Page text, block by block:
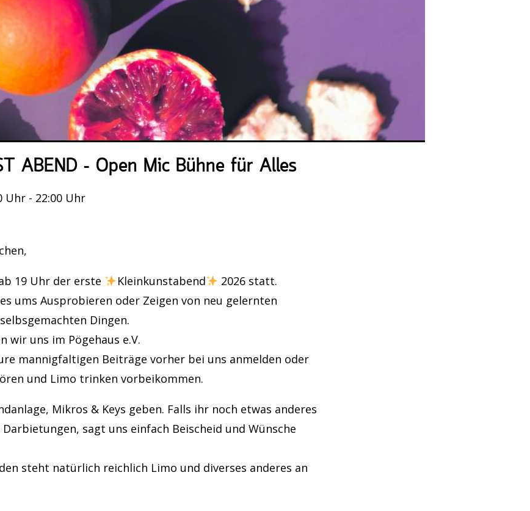
ABEND – Open Mic Bühne für Alles
Uhr - 22:00 Uhr
19 Uhr der erste Kleinkunstabend
2026 statt.
ums Ausprobieren oder Zeigen von neu gelernten
Dingen.
wir uns im Pögehaus e.V.
mannigfaltigen Beiträge vorher bei uns anmelden oder
und Limo trinken vorbeikommen.
Mikros & Keys geben. Falls ihr noch etwas anderes
sagt uns einfach Beischeid und Wünsche
steht natürlich reichlich Limo und diverses anderes an